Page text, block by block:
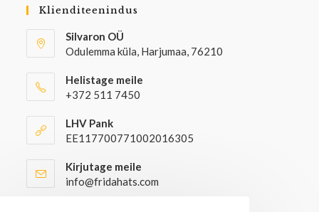
Klienditeenindus
Silvaron OÜ
Odulemma küla, Harjumaa, 76210
Helistage meile
+372 511 7450
LHV Pank
EE117700771002016305
Kirjutage meile
info@fridahats.com